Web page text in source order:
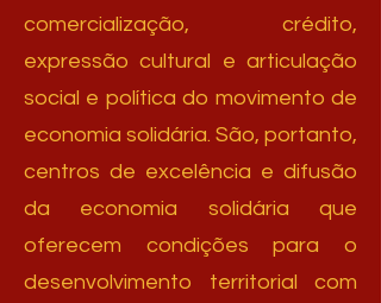
comercialização, crédito,
expressão cultural e articulação
social e política do movimento de
economia solidária. São, portanto,
centros de excelência e difusão
da economia solidária que
oferecem condições para o
desenvolvimento territorial com